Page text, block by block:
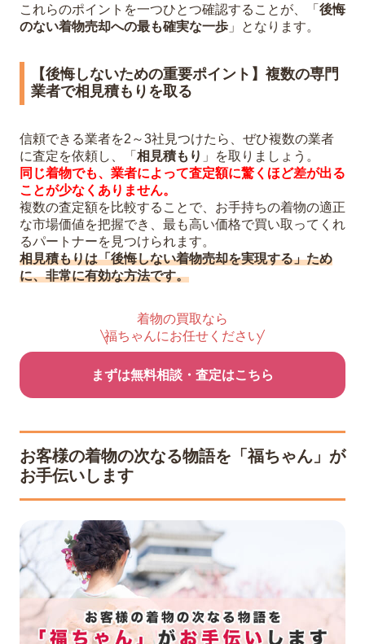
これらのポイントを一つひとつ確認することが、「 後悔
のない着物売却への最も確実な一歩 」となります。
【後悔しないための重要ポイント】複数の専門
業者で相見積もりを取る
信頼できる業者を2～3社見つけたら、ぜひ複数の業者
に査定を依頼し、「 相見積もり 」を取りましょう。
同じ着物でも、業者によって査定額に驚くほど差が出る
ことが少なくありません。
複数の査定額を比較することで、お手持ちの着物の適正
な市場価値を把握でき、最も高い価格で買い取ってくれ
るパートナーを見つけられます。
相見積もりは「後悔しない着物売却を実現する」ため
に、非常に有効な方法です。
着物の買取なら
福ちゃんにお任せください
まずは無料相談・査定はこちら
お客様の着物の次なる物語を「福ちゃん」が
お手伝いします